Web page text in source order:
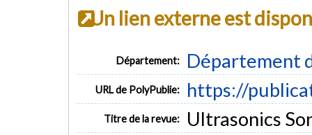
Un lien externe est
Département: Département
URL de PolyPublie: https://
Titre de la revue: Ultrasonics